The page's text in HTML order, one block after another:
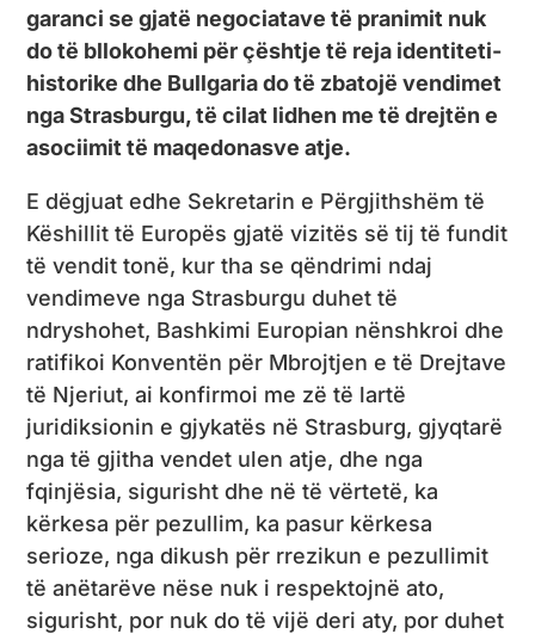
garanci se gjatë negociatave të pranimit nuk
do të bllokohemi për çështje të reja identiteti-
historike dhe Bullgaria do të zbatojë vendimet
nga Strasburgu, të cilat lidhen me të drejtën e
asociimit të maqedonasve atje.
E dëgjuat edhe Sekretarin e Përgjithshëm të
Këshillit të Europës gjatë vizitës së tij të fundit
të vendit tonë, kur tha se qëndrimi ndaj
vendimeve nga Strasburgu duhet të
ndryshohet, Bashkimi Europian nënshkroi dhe
ratifikoi Konventën për Mbrojtjen e të Drejtave
të Njeriut, ai konfirmoi me zë të lartë
juridiksionin e gjykatës në Strasburg, gjyqtarë
nga të gjitha vendet ulen atje, dhe nga
fqinjësia, sigurisht dhe në të vërtetë, ka
kërkesa për pezullim, ka pasur kërkesa
serioze, nga dikush për rrezikun e pezullimit
të anëtarëve nëse nuk i respektojnë ato,
sigurisht, por nuk do të vijë deri aty, por duhet